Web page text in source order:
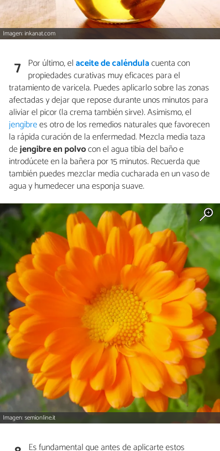
Imagen: inkanat.com
7 Por último, elaceite de caléndulacuenta con
propiedades curativas muy eficaces para el
tratamiento de varicela. Puedes aplicarlo sobre las zonas
afectadas y dejar que repose durante unos minutos para
aliviar el picor (la crema también sirve). Asimismo, el
jengibrees otro de los remedios naturales que favorecen
la rápida curación de la enfermedad. Mezcla media taza
dejengibre en polvocon el agua tibia del baño e
introdúcete en la bañera por 15 minutos. Recuerda que
también puedes mezclar media cucharada en un vaso de
agua y humedecer una esponja suave.
Imagen: semionline.it
Es fundamental que antes de aplicarte estos